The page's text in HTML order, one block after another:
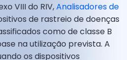
VIII do RIV,Analisadores de
de rastreio de doenças
como de classe B
na utilização prevista. A
os dispositivos